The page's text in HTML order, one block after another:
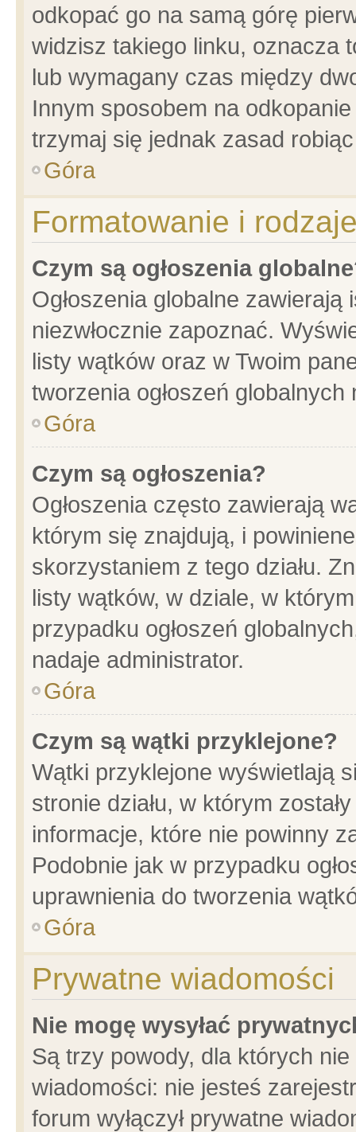
odkopać go na samą górę
widzisz takiego linku, oznacza
lub wymagany czas między
Innym sposobem na
trzymaj się jednak zasad
Góra
Formatowanie i
Czym są ogłoszenia
Ogłoszenia globalne
niezwłocznie zapoznać.
listy wątków oraz w Twoim
tworzenia ogłoszeń
Góra
Czym są ogłoszenia?
Ogłoszenia często zawierają
którym się znajdują, i
skorzystaniem z tego działu.
listy wątków, w dziale, w
przypadku ogłoszeń
nadaje administrator.
Góra
Czym są wątki przyklejone?
Wątki przyklejone wyświetlają
stronie działu, w którym
informacje, które nie powinny
Podobnie jak w przypadku
uprawnienia do tworzenia
Góra
Prywatne wiadomości
Nie mogę wysyłać
Są trzy powody, dla których
wiadomości: nie jesteś
forum wyłączył prywatne